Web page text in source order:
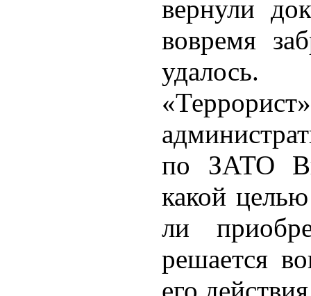
вернули
вовремя
удалось.
по ЗАТО
какой
ли
решается
его